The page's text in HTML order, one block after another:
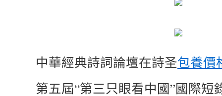
中華經典詩詞論壇在詩圣包養價
第五屆“第三只眼看中國”國際短